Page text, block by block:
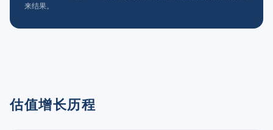
来结果。
估值增长历程